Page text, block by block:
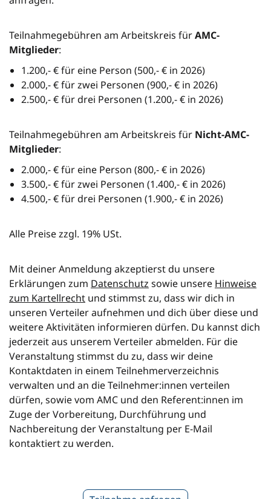
Teilnahmegebühren am Arbeitskreis fürAMC-
Mitglieder:
1.200,- € für eine Person (500,- € in 2026)
2.000,- € für zwei Personen (900,- € in 2026)
2.500,- € für drei Personen (1.200,- € in 2026)
Teilnahmegebühren am Arbeitskreis für Nicht-AMC-
Mitglieder:
2.000,- € für eine Person (800,- € in 2026)
3.500,- € für zwei Personen (1.400,- € in 2026)
4.500,- € für drei Personen (1.900,- € in 2026)
Alle Preise zzgl. 19% USt.
Mit deiner Anmeldung akzeptierst du unsere
Erklärungen zum Datenschutz sowie unsere Hinweise
zum Kartellrecht und stimmst zu, dass wir dich in
unseren Verteiler aufnehmen und dich über diese und
weitere Aktivitäten informieren dürfen. Du kannst dich
jederzeit aus unserem Verteiler abmelden. Für die
Veranstaltung stimmst du zu, dass wir deine
Kontaktdaten in einem Teilnehmerverzeichnis
verwalten und an die Teilnehmer:innen verteilen
dürfen, sowie vom AMC und den Referent:innen im
Zuge der Vorbereitung, Durchführung und
Nachbereitung der Veranstaltung per E-Mail
kontaktiert zu werden.